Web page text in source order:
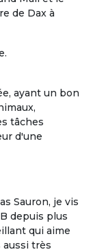
de Dax à
ayant un bon
tâches
d'une
Sauron, je vis
depuis plus
qui aime
aussi très